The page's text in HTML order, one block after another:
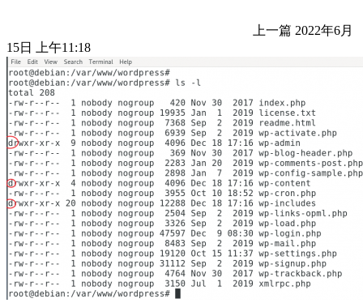
上一篇 2022年6月
15日 上午11:18